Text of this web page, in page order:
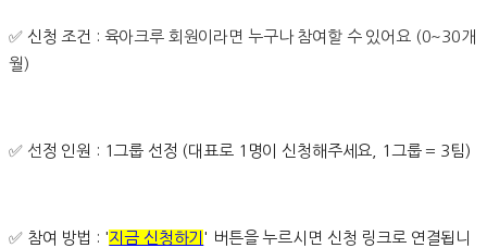
✅ 신청 조건 : 육아크루 회원이라면 누구나 참여할 수 있어요 (0~30개
월)
✅ 선 정 인원 : 1그룹 선정 (대표로 1명이 신청해주세요, 1그룹 = 3팀)
✅ 참여 방법 : '지금 신청하기 ' 버튼을 누르시면 신청 링크로 연결됩니